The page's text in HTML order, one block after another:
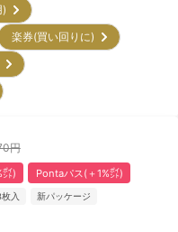
)
楽券(買い回りに)
)
円
㌽) Pontaパス(＋1%㌽)
枚入 新パッケージ